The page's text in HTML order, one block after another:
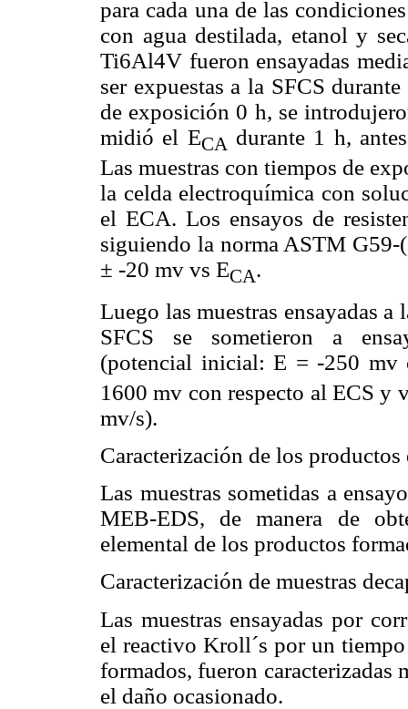
para cada una de las
con agua destilada, etanol y
Ti6Al4V fueron ensayadas
ser expuestas a la SFCS
de exposición 0 h, se
midió el ECA durante 1 h,
Las muestras con tiempos de
la celda electroquímica con
el ECA. Los ensayos de
siguiendo la norma ASTM G59-
± -20 mv vs ECA.
Luego las muestras ensayadas
SFCS se sometieron a
(potencial inicial: E = -250 mv
1600 mv con respecto al ECS y
mv/s).
Caracterización de los
Las muestras sometidas a
MEB-EDS, de manera de
elemental de los productos
Caracterización de muestras
Las muestras ensayadas por
el reactivo Kroll´s por un
formados, fueron caracterizadas
el daño ocasionado.